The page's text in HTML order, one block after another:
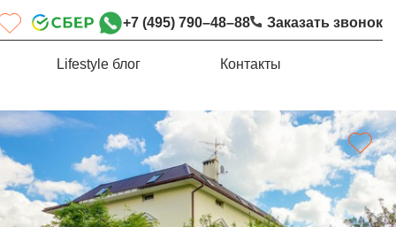
+7 (495) 790–48–88 Заказать звонок
Lifestyle блог Контакты